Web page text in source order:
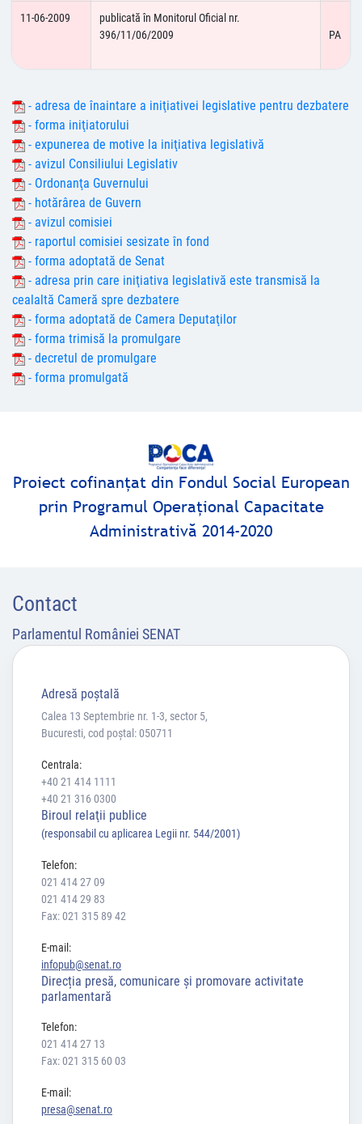
11-06-2009
publicată în Monitorul Oficial nr.
396/11/06/2009
PA
- adresa de înaintare a iniţiativei legislative pentru dezbatere
- forma iniţiatorului
- expunerea de motive la iniţiativa legislativă
- avizul Consiliului Legislativ
- Ordonanţa Guvernului
- hotărârea de Guvern
- avizul comisiei
- raportul comisiei sesizate în fond
- forma adoptată de Senat
- adresa prin care iniţiativa legislativă este transmisă la
cealaltă Cameră spre dezbatere
- forma adoptată de Camera Deputaţilor
- forma trimisă la promulgare
- decretul de promulgare
- forma promulgată
Proiect cofinanţat din Fondul Social European
prin Programul Operaţional Capacitate
Administrativă 2014-2020
Contact
Parlamentul României SENAT
Adresă poştală
Calea 13 Septembrie nr. 1-3, sector 5,
Bucuresti, cod poștal: 050711
Centrala:
+40 21 414 1111
+40 21 316 0300
Biroul relaţii publice
(responsabil cu aplicarea Legii nr. 544/2001)
Telefon:
021 414 27 09
021 414 29 83
Fax: 021 315 89 42
E-mail:
infopub@senat.ro
Direcția presă, comunicare și promovare activitate
parlamentară
Telefon:
021 414 27 13
Fax: 021 315 60 03
E-mail:
presa@senat.ro